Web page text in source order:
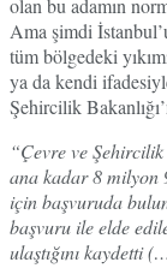
olan bu adamın
Ama şimdi
tüm bölgedeki
ya da kendi
Şehircilik
“Çevre ve
ana kadar 8 milyon
için başvuruda
başvuru ile elde
ulaştığını kaydetti